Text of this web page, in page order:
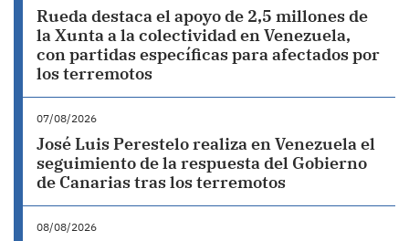
Rueda destaca el apoyo de 2,5 millones de
la Xunta a la colectividad en Venezuela,
con partidas específicas para afectados por
los terremotos
07/08/2026
José Luis Perestelo realiza en Venezuela el
seguimiento de la respuesta del Gobierno
de Canarias tras los terremotos
08/08/2026